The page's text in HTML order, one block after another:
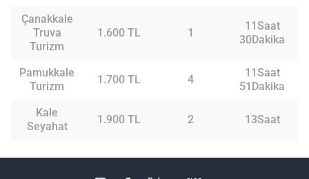
Çanakkale
Truva
Turizm
1.600 TL 1
11Saat
30Dakika
Pamukkale
Turizm
1.700 TL 4
11Saat
51Dakika
Kale
Seyahat
1.900 TL 2 13Saat